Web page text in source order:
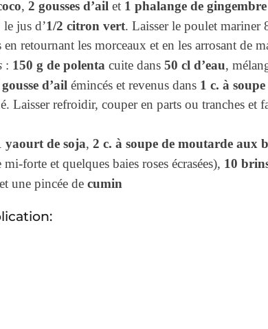
, 2 gousses d’ail et 1 phalange de gingembre
le jus d’1/2 citron vert. Laisser le poulet mariner
retournant les morceaux et en les arrosant de
: 150 g de polenta cuite dans 50 cl d’eau,
d’ail émincés et revenus dans 1 c. à
Laisser refroidir, couper en parts ou tranches et
yaourt de soja, 2 c. à soupe de moutarde aux
forte et quelques baies roses écrasées), 10
et une pincée de cumin